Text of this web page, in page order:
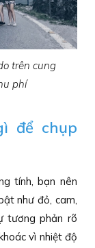
trên cung
phí
để chụp
tính, bạn nên
như đỏ, cam,
tương phản rõ
vì nhiệt độ